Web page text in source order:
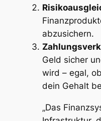
abzusichern.
Geld sicher
wird – egal,
dein Gehalt
„Das